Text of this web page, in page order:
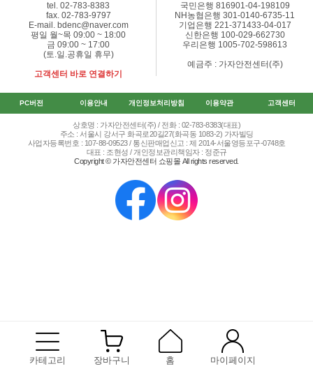
카테고리 장바구니 홈 마이페이지
tel. 02-783-8383
fax. 02-783-9797
E-mail. bdenc@naver.com
평일 월~목 09:00 ~ 18:00
금 09:00 ~ 17:00
(토.일.공휴일 휴무)
고객센터 바로 연결하기
국민은행 816901-04-198109
NH농협은행 301-0140-6735-11
기업은행 221-371433-04-017
신한은행 100-029-662730
우리은행 1005-702-598613
예금주 : 가자안전센터(주)
PC버전 이용안내 개인정보처리방침 이용약관 고객센터
상호명 : 가자안전센터(주) / 전화 : 02-783-8383(대표)
주소 : 서울시 강서구 화곡로20길27(화곡동 1083-2) 가자빌딩
사업자등록번호 : 107-88-09523 / 통신판매업신고 : 제 2014-서울영등포구-0748호
대표 : 조현성 / 개인정보관리책임자 : 정준규
Copyright © 가자안전센터 쇼핑몰 All rights reserved.